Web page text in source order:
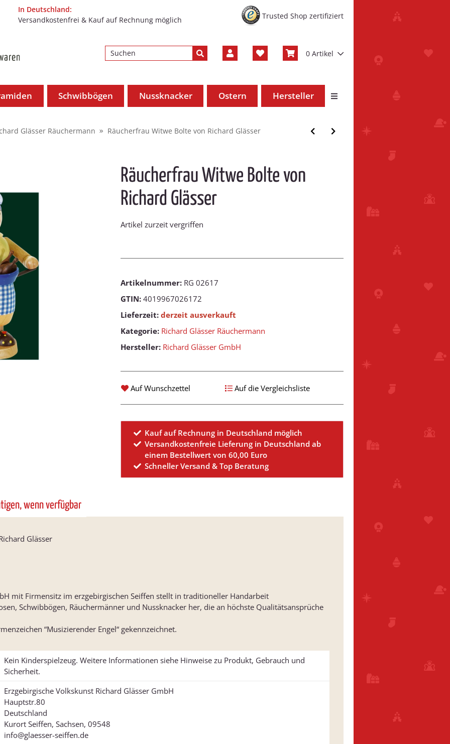
In Deutschland:
Versandkostenfrei & Kauf auf Rechnung möglich
Trusted Shop zertifiziert
0 Artikel
Schwibbögen Nussknacker Ostern Hersteller
Glässer Räuchermann Räucherfrau Witwe Bolte von Richard Glässer
Räucherfrau Witwe Bolte von
Richard Glässer
Artikel zurzeit vergriffen
Artikelnummer: RG 02617
GTIN: 4019967026172
Lieferzeit: derzeit ausverkauft
Kategorie: Richard Glässer Räuchermann
Hersteller: Richard Glässer GmbH
Auf Wunschzettel Auf die Vergleichsliste
Kauf auf Rechnung in Deutschland möglich
Versandkostenfreie Lieferung in Deutschland ab
einem Bestellwert von 60,00 Euro
Schneller Versand & Top Beratung
wenn verfügbar
Glässer
mit Firmensitz im erzgebirgischen Seiffen stellt in traditioneller Handarbeit
Schwibbögen, Räuchermänner und Nussknacker her, die an höchste Qualitätsansprüche
“Musizierender Engel“ gekennzeichnet.
Kein Kinderspielzeug. Weitere Informationen siehe Hinweise zu Produkt, Gebrauch und
Sicherheit.
Erzgebirgische Volkskunst Richard Glässer GmbH
Hauptstr.80
Deutschland
Kurort Seiffen, Sachsen, 09548
info@glaesser-seiffen.de